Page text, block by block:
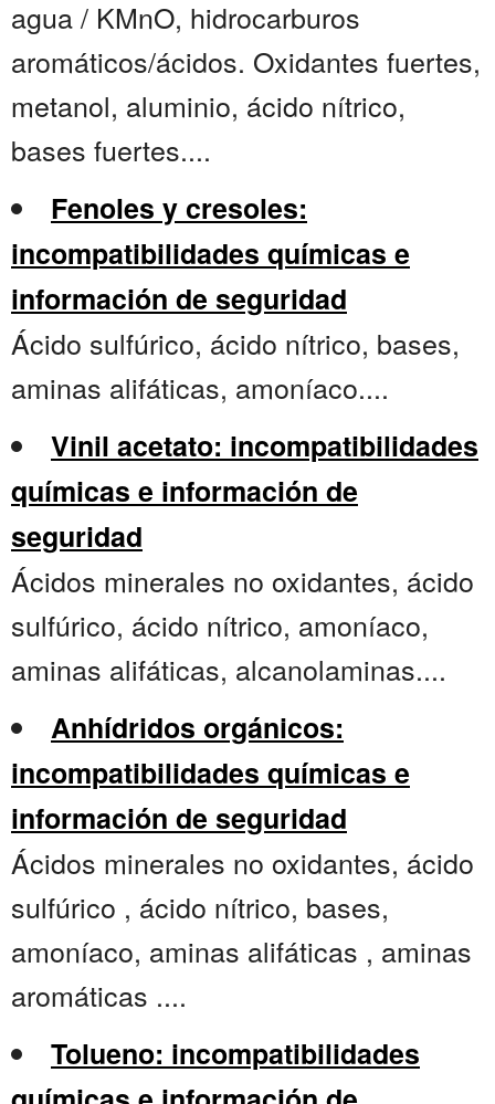
agua / KMnO, hidrocarburos
aromáticos/ácidos. Oxidantes fuertes,
metanol, aluminio, ácido nítrico,
bases fuertes....
Fenoles y cresoles:
incompatibilidades químicas e
información de seguridad
Ácido sulfúrico, ácido nítrico, bases,
aminas alifáticas, amoníaco....
Vinil acetato: incompatibilidades
químicas e información de
seguridad
Ácidos minerales no oxidantes, ácido
sulfúrico, ácido nítrico, amoníaco,
aminas alifáticas, alcanolaminas....
Anhídridos orgánicos:
incompatibilidades químicas e
información de seguridad
Ácidos minerales no oxidantes, ácido
sulfúrico , ácido nítrico, bases,
amoníaco, aminas alifáticas , aminas
aromáticas ....
Tolueno: incompatibilidades